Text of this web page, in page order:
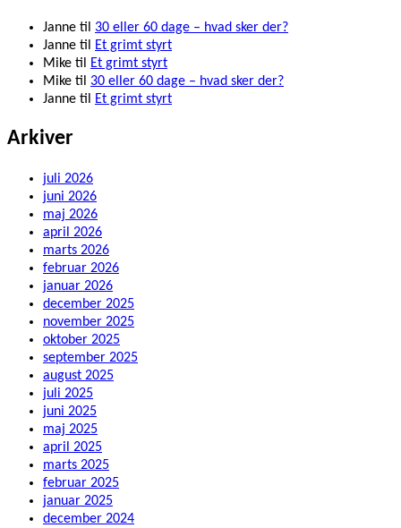
Janne til 30 eller 60 dage – hvad sker der?
Janne til
Et grimt styrt
Mike til
Et grimt styrt
Mike til 30 eller 60 dage – hvad sker der?
Janne til Et grimt styrt
Arkiver
juli 2026
juni 2026
maj 2026
april 2026
marts 2026
februar 2026
januar 2026
december 2025
november 2025
oktober 2025
september 2025
august 2025
juli 2025
juni 2025
maj 2025
april 2025
marts 2025
februar 2025
januar 2025
december 2024